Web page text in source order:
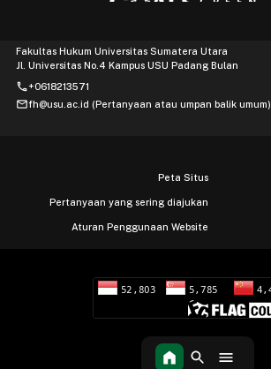
Fakultas Hukum Universitas Sumatera Utara
Jl. Universitas No.4 Kampus USU Padang Bulan
phone+0618213571
mailfh@usu.ac.id (Pertanyaan atau umpan balik umum)
Peta Situs
Pertanyaan yang sering diajukan
Aturan Penggunaan Website